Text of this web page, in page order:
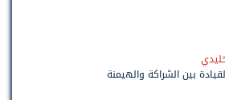
بين الشراكة والهيمنة